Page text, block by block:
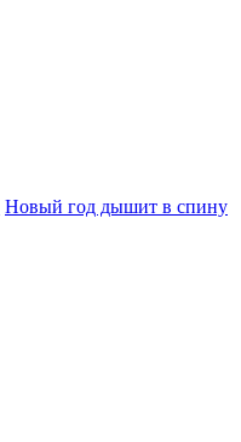
Новый год дышит в спину